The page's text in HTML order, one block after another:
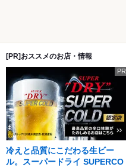
[PR]おススメのお店・情報
PR
冷えと品質にこだわる生ビー
ル。スーパードライ SUPERCO